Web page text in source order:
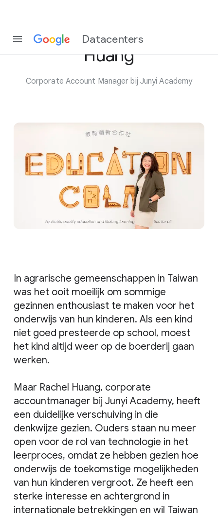
Datacenters
Maak kennis met Rachel
Huang
Corporate Account Manager bij Junyi Academy
In agrarische gemeenschappen in Taiwan
was het ooit moeilijk om sommige
gezinnen enthousiast te maken voor het
onderwijs van hun kinderen. Als een kind
niet goed presteerde op school, moest
het kind altijd weer op de boerderij gaan
werken.
Maar Rachel Huang, corporate
accountmanager bij Junyi Academy, heeft
een duidelijke verschuiving in die
denkwijze gezien. Ouders staan nu meer
open voor de rol van technologie in het
leerproces, omdat ze hebben gezien hoe
onderwijs de toekomstige mogelijkheden
van hun kinderen vergroot. Ze heeft een
sterke interesse en achtergrond in
internationale betrekkingen en wil Taiwan